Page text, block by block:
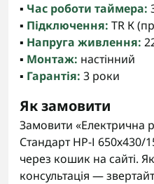
▪️ Час роботи таймера:
▪️ Підключення: TR К
▪️ Напруга живлення:
▪️ Монтаж: настінний
▪️ Гарантія: 3 роки
Як замовити
Замовити «Електрична
Стандарт НР-І
через кошик на сайті.
консультація —